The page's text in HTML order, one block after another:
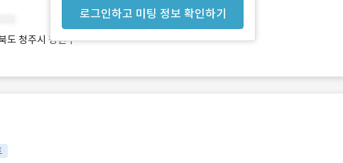
로그인하고 미팅 정보 확인하기
도 청주시 청원구